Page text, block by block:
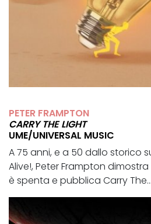
PETER FRAMPTON
CARRY THE LIGHT
UME/UNIVERSAL MUSIC
A 75 anni, e a 50 dallo storico
Alive!, Peter Frampton
è spenta e pubblica Carry The...